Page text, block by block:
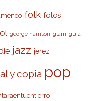
folk fotos
george harrison glam guía
jazz jerez
y copia pop